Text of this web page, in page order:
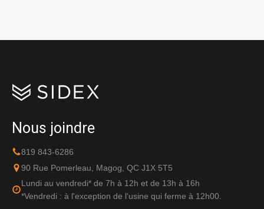
Nous joindre
819 843-6286
90 Rue Pomerleau, Magog, QC J1X 5T5
Lundi au vendredi* de 7h à 12h et de 13h à 16h
*Vendredi : à l'exception de l'usine qui ferme à 12h00.